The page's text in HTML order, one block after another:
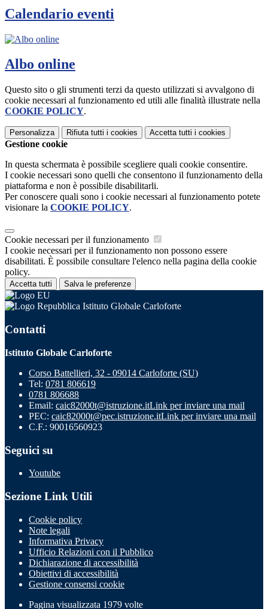
Calendario eventi
Albo online
Questo sito o gli strumenti terzi da questo utilizzati si avvalgono di
cookie necessari al funzionamento ed utili alle finalità illustrate nella
COOKIE POLICY.
Personalizza Rifiuta tutti i cookies Accetta tutti i cookies
Gestione cookie
In questa schermata è possibile scegliere quali cookie consentire.
I cookie necessari sono quelli che consentono il funzionamento della
piattaforma e non è possibile disabilitarli.
Per conoscere quali sono i cookie necessari al funzionamento potete
visionare la COOKIE POLICY.
Cookie necessari per il funzionamento
I cookie necessari per il funzionamento non possono essere
disabilitati. È possibile consultare l'elenco nella pagina della cookie
policy.
Accetta tutti Salva le preferenze
Istituto Globale Carloforte
Contatti
Istituto Globale Carloforte
Corso Battellieri, 32 - 09014 Carloforte (SU)
Tel: 0781 806619
0781 806688
Email: caic82000t@istruzione.itLink per inviare una mail
PEC: caic82000t@pec.istruzione.itLink per inviare una mail
C.F.: 90016560923
Seguici su
Youtube
Sezione Link Utili
Cookie policy
Note legali
Informativa Privacy
Ufficio Relazioni con il Pubblico
Dichiarazione di accessibilità
Obiettivi di accessibilità
Gestione consensi cookie
Pagina visualizzata 1979 volte